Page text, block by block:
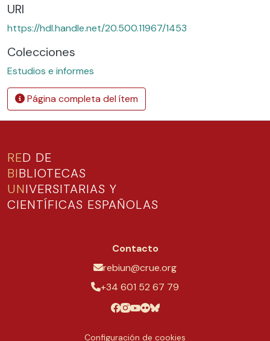
URI
https://hdl.handle.net/20.500.11967/1453
Colecciones
Estudios e informes
Página completa del ítem
RED DE
BIBLIOTECAS
UNIVERSITARIAS Y
CIENTÍFICAS ESPAÑOLAS
Contacto
rebiun@crue.org
+34 601 52 67 79
Configuración de cookies